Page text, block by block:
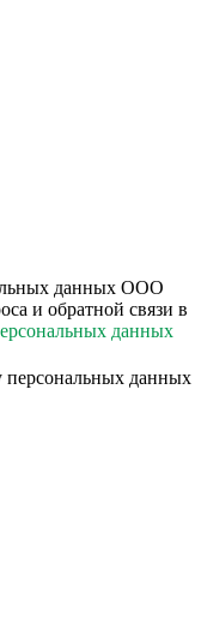
данных ООО
и обратной связи в
данных
персональных данных